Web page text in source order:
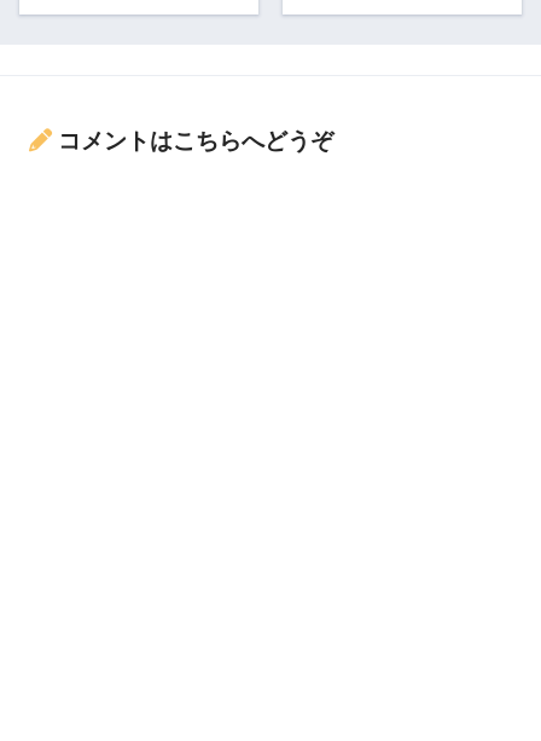
コメントはこちらへどうぞ